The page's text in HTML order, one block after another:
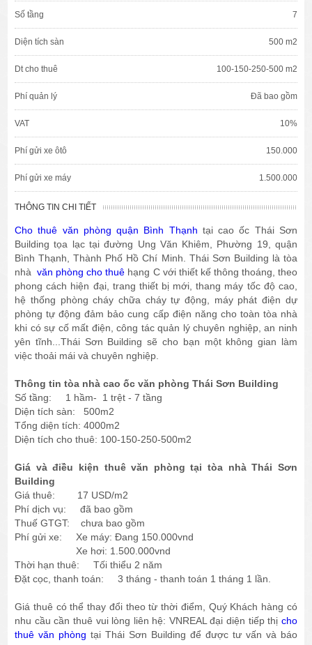
Số tầng 7
Diện tích sàn 500 m2
Dt cho thuê 100-150-250-500 m2
Phí quản lý Đã bao gồm
VAT 10%
Phí gửi xe ôtô 150.000
Phí gửi xe máy 1.500.000
THÔNG TIN CHI TIẾT
Cho thuê văn phòng quận Bình Thạnh tại cao ốc Thái Sơn
Building tọa lạc tại đường Ung Văn Khiêm, Phường 19, quận
Bình Thạnh, Thành Phố Hồ Chí Minh. Thái Sơn Building là tòa
nhàvăn phòng cho thuê hạng C với thiết kế thông thoáng, theo
phong cách hiện đại, trang thiết bị mới, thang máy tốc độ cao,
hệ thống phòng cháy chữa cháy tự động, máy phát điện dự
phòng tự động đảm bảo cung cấp điện năng cho toàn tòa nhà
khi có sự cố mất điện, công tác quản lý chuyên nghiệp, an ninh
yên tĩnh...Thái Sơn Building sẽ cho bạn một không gian làm
việc thoải mái và chuyên nghiệp.
Thông tin tòa nhà cao ốc văn phòng Thái Sơn Building
Số tầng: 1 hầm- 1 trệt - 7 tầng
Diện tích sàn: 500m2
Tổng diện tích: 4000m2
Diện tích cho thuê: 100-150-250-500m2
Giá và điều kiện thuê văn phòng tại tòa nhà Thái Sơn
Building
Giá thuê: 17 USD/m2
Phí dịch vụ: đã bao gồm
Thuế GTGT: chưa bao gồm
Phí gửi xe: Xe máy: Đang 150.000vnd
Xe hơi: 1.500.000vnd
Thời hạn thuê: Tối thiểu 2 năm
Đặt cọc, thanh toán: 3 tháng - thanh toán 1 tháng 1 lần.
Giá thuê có thể thay đổi theo từ thời điểm, Quý Khách hàng có
nhu cầu cần thuê vui lòng liên hệ: VNREAL đại diện tiếp thị cho
thuê văn phòng tại Thái Sơn Building để được tư vấn và báo